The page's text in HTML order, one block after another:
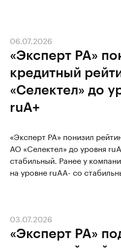
«Эксперт РА»
кредитный
«Селектел» до
ruA+
06.07.2026
«Эксперт РА» понизил
АО «Селектел» до уровня
стабильный. Ранее у
на уровне ruAA- со
«Эксперт РА»
03.07.2026